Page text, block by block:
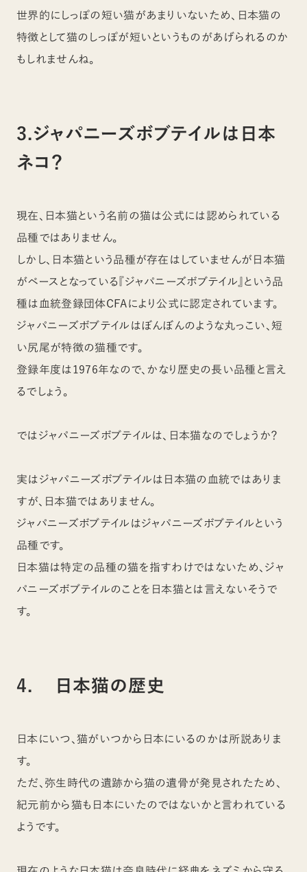
世界的にしっぽの短い猫があまりいないため、日本猫の
特徴として猫のしっぽが短いというものがあげられるのか
もしれませんね。
3.ジャパニーズボブテイルは日本
ネコ？
現在、日本猫という名前の猫は公式には認められている
品種ではありません。
しかし、日本猫という品種が存在はしていませんが日本猫
がベースとなっている『ジャパニーズボブテイル』という品
種は血統登録団体CFAにより公式に認定されています。
ジャパニーズボブテイルはぼんぼんのような丸っこい、短
い尻尾が特徴の猫種です。
登録年度は1976年なので、かなり歴史の長い品種と言え
るでしょう。
ではジャパニーズボブテイルは、日本猫なのでしょうか？
実はジャパニーズボブテイルは日本猫の血統ではありま
すが、日本猫ではありません。
ジャパニーズボブテイルはジャパニーズボブテイルという
品種です。
日本猫は特定の品種の猫を指すわけではないため、ジャ
パニーズボブテイルのことを日本猫とは言えないそうで
す。
4. 日本猫の歴史
日本にいつ、猫がいつから日本にいるのかは所説ありま
す。
ただ、弥生時代の遺跡から猫の遺骨が発見されたため、
紀元前から猫も日本にいたのではないかと言われている
ようです。